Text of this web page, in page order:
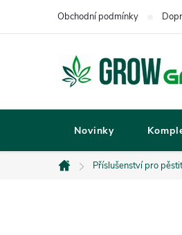
Obchodní podmínky
Novinky
Domů
Příslušenství pro